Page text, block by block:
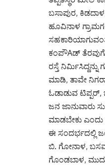
ಬಸಾಪುರ,
ಹೂವಿನಾಳ
ಕಂಪೌAಡ್
ರಸ್ತೆ ನಿರ್ಮಿಸಿದ್ದನ್ನು
ಮಾಡಿ, ತಾವೇ
ಓಡಾಡುವ ಟಿಪ್ಪರ್,
ಜನ ಜಾನುವಾರು
ಮಾಡಬೇಕು ಎಂದು
ಈ ಸಂದರ್ಭದಲ್ಲಿ
ಬಿ. ಗೋನಾಳ,
ಗೊಂಡಬಾಳ,